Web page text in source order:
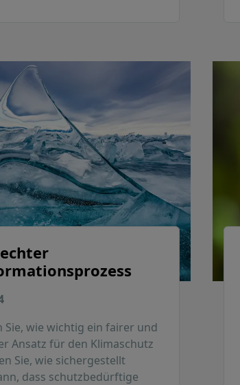
Sie, wie wichtig ein fairer und
Ansatz für den Klimaschutz
Sie, wie sichergestellt
dass schutzbedürftige